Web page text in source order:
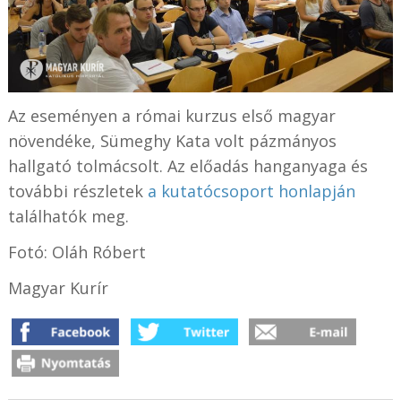
Az eseményen a római kurzus első magyar
növendéke, Sümeghy Kata volt pázmányos
hallgató tolmácsolt. Az előadás hanganyaga és
további részletek a kutatócsoport honlapján
találhatók meg.
Fotó: Oláh Róbert
Magyar Kurír